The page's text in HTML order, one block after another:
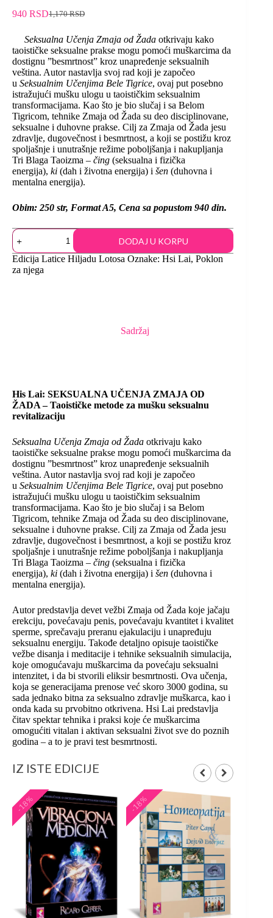
1,170RSD
940 RSD
Seksualna Učenja Zmaja od Žada otkrivaju kako
taoističke seksualne prakse mogu pomoći muškarcima da
dostignu ”besmrtnost” kroz unapređenje seksualnih
veština. Autor nastavlja svoj rad koji je započeo
u Seksualnim Učenjima Bele Tigrice, ovaj put posebno
istražujući mušku ulogu u taoističkim seksualnim
transformacijama. Kao što je bio slučaj i sa Belom
Tigricom, tehnike Zmaja od Žada su deo disciplinovane,
seksualne i duhovne prakse. Cilj za Zmaja od Žada jesu
zdravlje, dugovečnost i besmrtnost, a koji se postižu kroz
spoljašnje i unutrašnje režime poboljšanja i nakupljanja
Tri Blaga Taoizma – čing (seksualna i fizička
energija), ki (dah i životna energija) i šen (duhovna i
mentalna energija).
Obim: 250 str, Format A5, Cena sa popustom 940 din.
DODAJ U KORPU
Edicija Latice Hiljadu Lotosa Oznake: Hsi Lai, Poklon
za njega
Sadržaj
His Lai: SEKSUALNA UČENJA ZMAJA OD
ŽADA – Taoističke metode za mušku seksualnu
revitalizaciju
Seksualna Učenja Zmaja od Žada otkrivaju kako
taoističke seksualne prakse mogu pomoći muškarcima da
dostignu ”besmrtnost” kroz unapređenje seksualnih
veština. Autor nastavlja svoj rad koji je započeo
u Seksualnim Učenjima Bele Tigrice, ovaj put posebno
istražujući mušku ulogu u taoističkim seksualnim
transformacijama. Kao što je bio slučaj i sa Belom
Tigricom, tehnike Zmaja od Žada su deo disciplinovane,
seksualne i duhovne prakse. Cilj za Zmaja od Žada jesu
zdravlje, dugovečnost i besmrtnost, a koji se postižu kroz
spoljašnje i unutrašnje režime poboljšanja i nakupljanja
Tri Blaga Taoizma – čing (seksualna i fizička
energija), ki (dah i životna energija) i šen (duhovna i
mentalna energija).
Autor predstavlja devet vežbi Zmaja od Žada koje jačaju
erekciju, povećavaju penis, povećavaju kvantitet i kvalitet
sperme, sprečavaju preranu ejakulaciju i unapređuju
seksualnu energiju. Takođe detaljno opisuje taoističke
vežbe disanja i meditacije i tehnike seksualnih simulacija,
koje omogućavaju muškarcima da povećaju seksualni
intenzitet, i da bi stvorili eliksir besmrtnosti. Ova učenja,
koja se generacijama prenose već skoro 3000 godina, su
sada jednako bitna za seksualno zdravlje muškarca, kao i
onda kada su prvobitno otkrivena. Hsi Lai predstavlja
čitav spektar tehnika i praksi koje će muškarcima
omogućiti vitalan i aktivan seksualni život sve do poznih
godina – a to je pravi test besmrtnosti.
IZ ISTE EDICIJE
-18% -18%